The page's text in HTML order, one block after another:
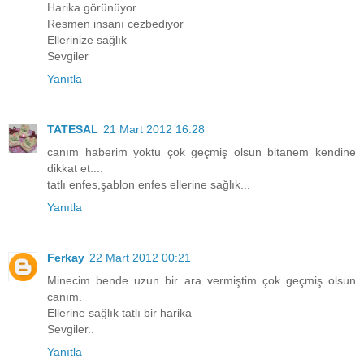
Harika görünüyor
Resmen insanı cezbediyor
Ellerinize sağlık
Sevgiler
Yanıtla
TATESAL 21 Mart 2012 16:28
canım haberim yoktu çok geçmiş olsun bitanem kendine
dikkat et....
tatlı enfes,şablon enfes ellerine sağlık...
Yanıtla
Ferkay 22 Mart 2012 00:21
Minecim bende uzun bir ara vermiştim çok geçmiş olsun
canım.
Ellerine sağlık tatlı bir harika
Sevgiler..
Yanıtla